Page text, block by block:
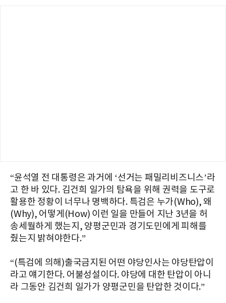
“윤석열 전 대통령은 과거에 ‘선거는 패밀리비즈니스’라
고 한 바 있다. 김건희 일가의 탐욕을 위해 권력을 도구로
활용한 정황이 너무나 명백하다. 특검은 누가(Who), 왜
(Why), 어떻게(How) 이런 일을 만들어 지난 3년을 허
송세월하게 했는지, 양평군민과 경기도민에게 피해를
줬는지 밝혀야한다.”
“(특검에 의해)출국금지된 어떤 야당인사는 야당탄압이
라고 얘기한다. 어불성설이다. 야당에 대한 탄압이 아니
라 그동안 김건희 일가가 양평군민을 탄압한 것이다.”